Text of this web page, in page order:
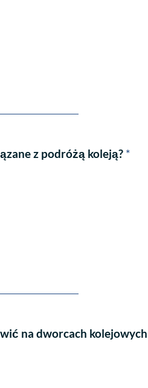
z podróżą koleją? *
na dworcach